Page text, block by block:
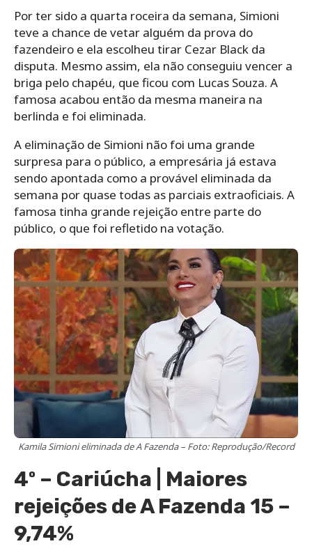
Por ter sido a quarta roceira da semana, Simioni
teve a chance de vetar alguém da prova do
fazendeiro e ela escolheu tirar Cezar Black da
disputa. Mesmo assim, ela não conseguiu vencer a
briga pelo chapéu, que ficou com Lucas Souza. A
famosa acabou então da mesma maneira na
berlinda e foi eliminada.
A eliminação de Simioni não foi uma grande
surpresa para o público, a empresária já estava
sendo apontada como a provável eliminada da
semana por quase todas as parciais extraoficiais. A
famosa tinha grande rejeição entre parte do
público, o que foi refletido na votação.
Kamila Simioni eliminada de A Fazenda – Foto: Reprodução/Record
4º – Cariúcha | Maiores
rejeições de A Fazenda 15 –
9,74%